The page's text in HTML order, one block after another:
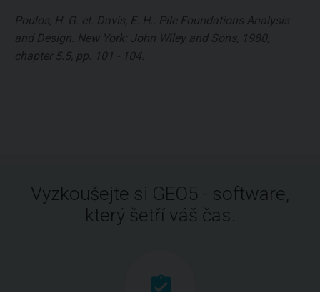
Poulos, H. G. et. Davis, E. H.: Pile Foundations Analysis
and Design. New York: John Wiley and Sons, 1980,
chapter 5.5, pp. 101 - 104.
Vyzkoušejte si GEO5 - software,
který šetří váš čas.